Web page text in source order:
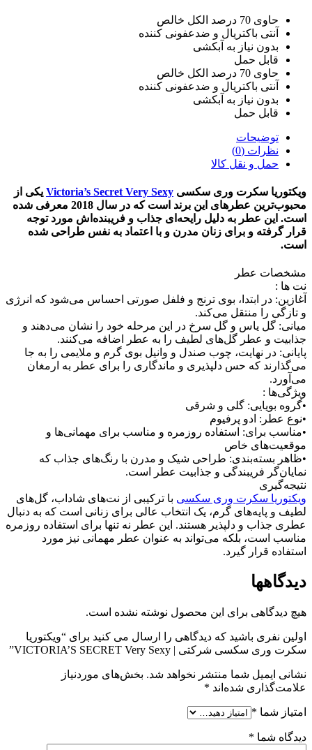
حاوی 70 درصد الکل خالص
آنتی باکتریال و ضدعفونی کننده
بدون نیاز به آبکشی
قابل حمل
حاوی 70 درصد الکل خالص
آنتی باکتریال و ضدعفونی کننده
بدون نیاز به آبکشی
قابل حمل
توضیحات
نظرات (0)
حمل و نقل کالا
ویکتوریا سکرت وری سکسی Victoria’s Secret Very Sexy یکی از
محبوب‌ترین عطرهای این برند است که در سال 2018 معرفی شده
است. این عطر به دلیل رایحه‌ای جذاب و فریبنده‌اش مورد توجه
قرار گرفته و برای زنان مدرن و با اعتماد به نفس طراحی شده
است.
مشخصات عطر
نت ها :
آغازین: در ابتدا، بوی ترنج و فلفل صورتی احساس می‌شود که انرژی
و تازگی را منتقل می‌کند.
میانی: گل یاس و گل سرخ در این مرحله خود را نشان می‌دهند و
جذابیت و عطر گل‌های لطیف را به عطر اضافه می‌کنند.
پایانی: در نهایت، چوب صندل و وانیل بوی گرم و ملایمی را به جا
می‌گذارند که حس دلپذیری و ماندگاری را برای عطر به ارمغان
می‌آورد.
ویژگی‌ها :
•گروه بویایی: گلی و شرقی
•نوع عطر: ادو پرفیوم
•مناسب برای: استفاده روزمره و مناسب برای مهمانی‌ها و
موقعیت‌های خاص
•ظاهر بسته‌بندی: طراحی شیک و مدرن با رنگ‌های جذاب که
نمایان‌گر فریبندگی و جذابیت عطر است.
نتیجه‌گیری
ویکتوریا سکرت وری سکسی با ترکیبی از نت‌های شاداب، گل‌های
لطیف و پایه‌های گرم، یک انتخاب عالی برای زنانی است که به دنبال
عطری جذاب و دلپذیر هستند. این عطر نه تنها برای استفاده روزمره
مناسب است، بلکه می‌تواند به عنوان عطر مهمانی نیز مورد
استفاده قرار گیرد.
دیدگاهها
هیچ دیدگاهی برای این محصول نوشته نشده است.
اولین نفری باشید که دیدگاهی را ارسال می کنید برای “ویکتوریا
سکرت وری سکسی شرکتی | VICTORIA’S SECRET Very Sexy”
نشانی ایمیل شما منتشر نخواهد شد. بخش‌های موردنیاز
علامت‌گذاری شده‌اند *
امتیاز شما *
دیدگاه شما *